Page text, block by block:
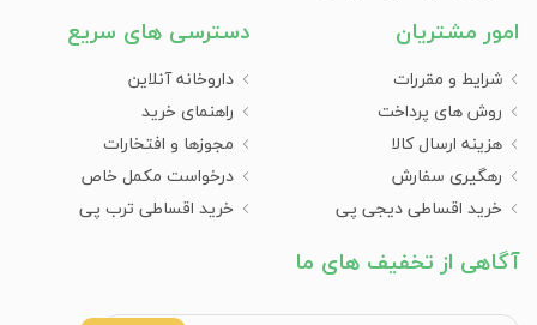
امور مشتریان
شرایط و مقررات
روش های پرداخت
هزینه ارسال کالا
رهگیری سفارش
خرید اقساطی دیجی پی
دسترسی های سریع
داروخانه آنلاین
راهنمای خرید
مجوزها و افتخارات
درخواست مکمل خاص
خرید اقساطی ترب پی
آگاهی از تخفیف های ما